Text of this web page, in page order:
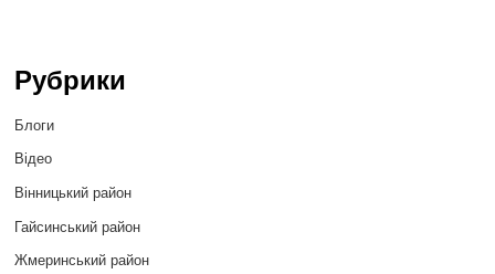
Рубрики
Блоги
Відео
Вінницький район
Гайсинський район
Жмеринський район